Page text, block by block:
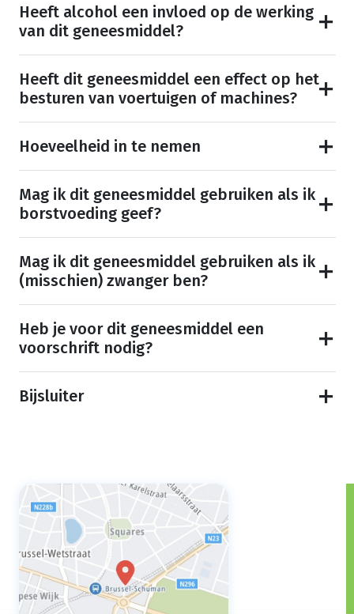
Heeft alcohol een invloed op de werking
van dit geneesmiddel?
Heeft dit geneesmiddel een effect op het
besturen van voertuigen of machines?
Hoeveelheid in te nemen
Mag ik dit geneesmiddel gebruiken als ik
borstvoeding geef?
Mag ik dit geneesmiddel gebruiken als ik
(misschien) zwanger ben?
Heb je voor dit geneesmiddel een
voorschrift nodig?
Bijsluiter